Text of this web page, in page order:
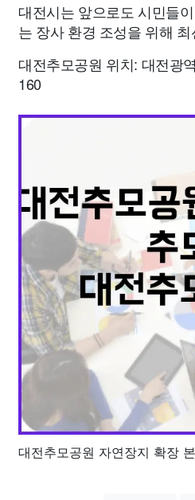
대전시는 앞으로도 시민들
는 장사 환경 조성을 위해
대전추모공원 위치: 대전광
160
대전추모공원 자연장지 확장